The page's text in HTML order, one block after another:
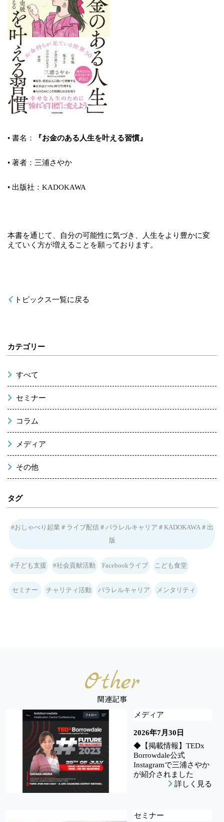
• 書名： 『お金のある人生を叶える習慣』
• 著者：三浦さやか
• 出版社：KADOKAWA
本書を通じて、自分の可能性に気づき、人生をより豊かに変
えていく方が増えることを願っております。
トピックス一覧に戻る
カテゴリー
すべて
セミナー
コラム
メディア
その他
タグ
#おしゃべり起業＃ライブ配信＃パラレルキャリア＃KADOKAWA＃出
版
#子ども支援 #社会貢献活動 Facebookライブ こども食堂
セミナー チャリティ活動 パラレルキャリア メンタリティ
Other
関連記事
メディア
2026年7月30日
◆【掲載情報】TEDx
Borrowdale公式
Instagramで三浦さやか
が紹介されました
詳しく見る
セミナー